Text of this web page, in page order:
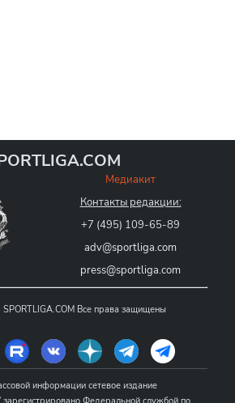
Медиакит
Контакты редакции:
+7 (495) 109-65-89
adv@sportliga.com
press@sportliga.com
SPORTLIGA.COM Все права защищены
информации сетевое издание